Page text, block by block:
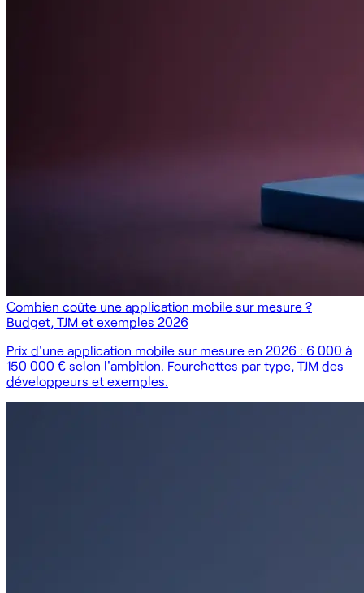
Combien coûte une application mobile sur mesure ?
Budget, TJM et exemples 2026
Prix d'une application mobile sur mesure en 2026 : 6 000 à
150 000 € selon l'ambition. Fourchettes par type, TJM des
développeurs et exemples.